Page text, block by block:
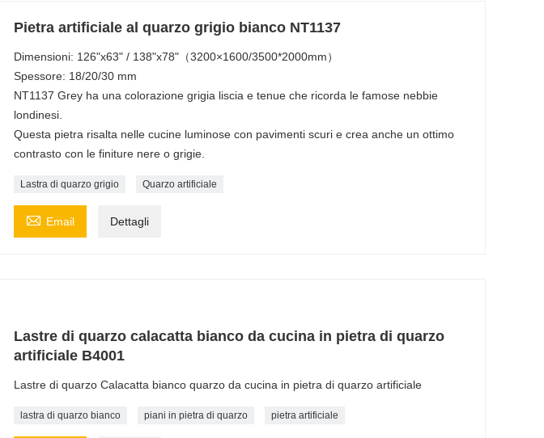
Pietra artificiale al quarzo grigio bianco NT1137
Dimensioni: 126"x63" / 138"x78"（3200×1600/3500*2000mm）
Spessore: 18/20/30 mm
NT1137 Grey ha una colorazione grigia liscia e tenue che ricorda le famose nebbie
londinesi.
Questa pietra risalta nelle cucine luminose con pavimenti scuri e crea anche un ottimo
contrasto con le finiture nere o grigie.
Lastra di quarzo grigio Quarzo artificiale
 Email Dettagli
Lastre di quarzo calacatta bianco da cucina in pietra di quarzo
artificiale B4001
Lastre di quarzo Calacatta bianco quarzo da cucina in pietra di quarzo artificiale
lastra di quarzo bianco piani in pietra di quarzo pietra artificiale